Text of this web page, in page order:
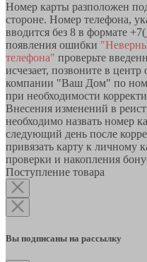
Номер карты разположен
стороне. Номер телефона,
вводится без 8 в формате
появления ошибки
телефона" проверьте
исчезает, позвоните в
компании "Ваш Дом" по
при необходимости
Внесения изменений в
необходимо назвать номер
следующий день после
привязать карту к личному
проверки и накопления
Поступление товара
Вы подписаны на рассылку